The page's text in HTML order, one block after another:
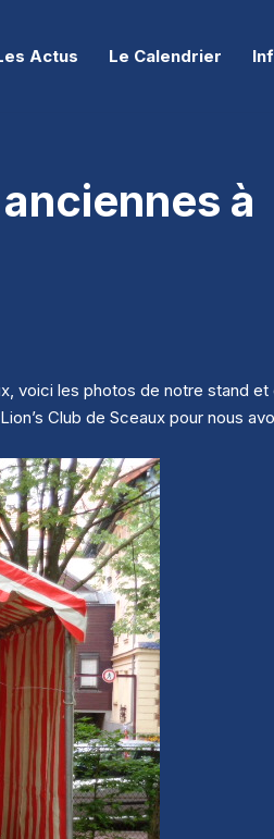
Actus Le Calendrier
à
voici les photos de notre stand et
Club de Sceaux pour nous